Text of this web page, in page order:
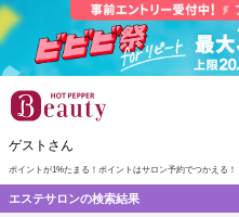
ゲストさん
ポイントが1%たまる！ ポイントはサロン予約でつかえる！
エステサロンの検索結果